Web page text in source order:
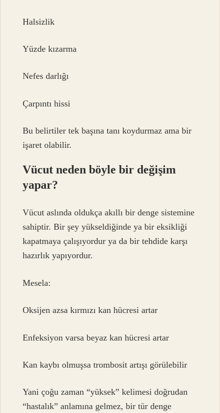
Halsizlik
Yüzde kızarma
Nefes darlığı
Çarpıntı hissi
Bu belirtiler tek başına tanı koydurmaz ama bir
işaret olabilir.
Vücut neden böyle bir değişim
yapar?
Vücut aslında oldukça akıllı bir denge sistemine
sahiptir. Bir şey yükseldiğinde ya bir eksikliği
kapatmaya çalışıyordur ya da bir tehdide karşı
hazırlık yapıyordur.
Mesela:
Oksijen azsa kırmızı kan hücresi artar
Enfeksiyon varsa beyaz kan hücresi artar
Kan kaybı olmuşsa trombosit artışı görülebilir
Yani çoğu zaman “yüksek” kelimesi doğrudan
“hastalık” anlamına gelmez, bir tür denge